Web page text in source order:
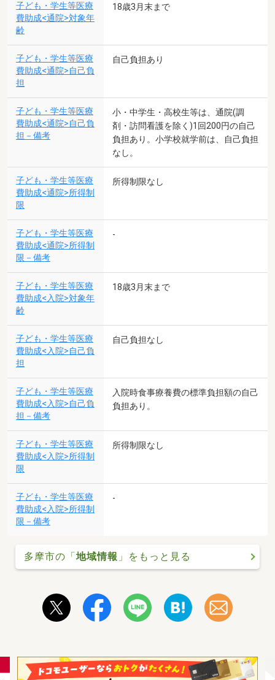
子ども・学生等医療
費助成<通院>対象年
齢
18歳3月末まで
子ども・学生等医療
費助成<通院>自己負
担
自己負担あり
子ども・学生等医療
費助成<通院>自己負
担－備考
小・中学生・高校生等は、通院(調
剤・訪問看護を除く)1回200円の自己
負担あり。小学校就学前は、自己負担
なし。
子ども・学生等医療
費助成<通院>所得制
限
所得制限なし
子ども・学生等医療
費助成<通院>所得制
限－備考
-
子ども・学生等医療
費助成<入院>対象年
齢
18歳3月末まで
子ども・学生等医療
費助成<入院>自己負
担
自己負担なし
子ども・学生等医療
費助成<入院>自己負
担－備考
入院時食事療養費の標準負担額の自己
負担あり。
子ども・学生等医療
費助成<入院>所得制
限
所得制限なし
子ども・学生等医療
費助成<入院>所得制
限－備考
-
多摩市の「地域情報 」をもっと見る